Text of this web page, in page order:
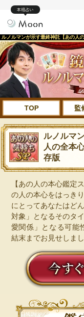
本格占い
ルノルマンが示す最終神託【あの人
TOP 監
ルノルマ
人の全本
存版
【あの人の本心鑑定
の人の本心をはっき
にとってあなたはど
対象」となるそのタ
愛関係」となる可能
結末までお見せしまし